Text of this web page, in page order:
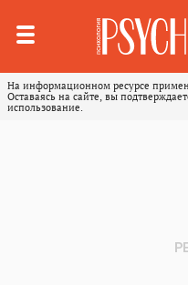
На информационном ресурсе
Оставаясь на сайте, вы
использование.